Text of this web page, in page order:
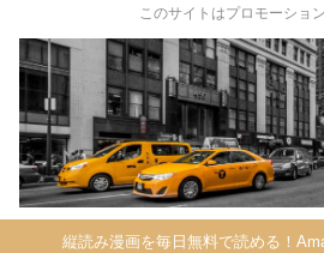
このサイトはプロモーショ
縦読み漫画を毎日無料で読める！